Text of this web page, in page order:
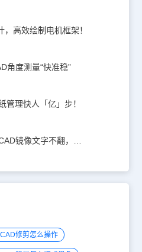
高效绘制电机框架！
角度测量“快准稳”
管理快人「亿」步！
CAD修剪怎么操作